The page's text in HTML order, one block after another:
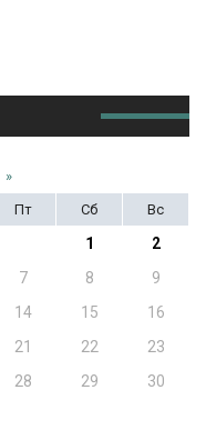
»
Пт Сб Вс
1
2
7 8
9
14 15
16
21 22
23
28 29
30